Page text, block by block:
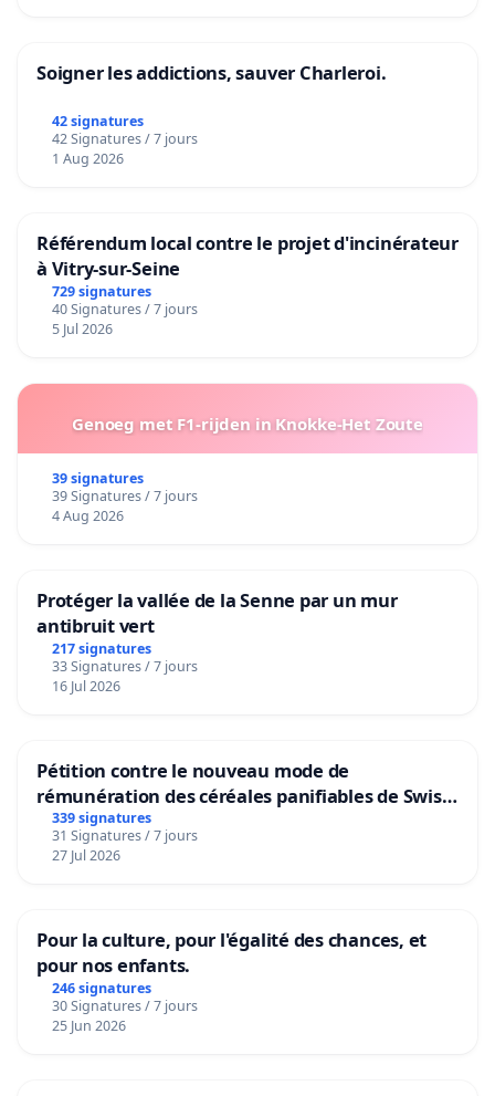
Soigner les addictions, sauver Charleroi.
42 signatures
42 Signatures / 7 jours
1 Aug 2026
Référendum local contre le projet d'incinérateur
à Vitry-sur-Seine
729 signatures
40 Signatures / 7 jours
5 Jul 2026
Genoeg met F1-rijden in Knokke-Het Zoute
39 signatures
39 Signatures / 7 jours
4 Aug 2026
Protéger la vallée de la Senne par un mur
antibruit vert
217 signatures
33 Signatures / 7 jours
16 Jul 2026
Pétition contre le nouveau mode de
rémunération des céréales panifiables de Swiss
granum basé sur la teneur en protéines
339 signatures
31 Signatures / 7 jours
27 Jul 2026
Pour la culture, pour l'égalité des chances, et
pour nos enfants.
246 signatures
30 Signatures / 7 jours
25 Jun 2026